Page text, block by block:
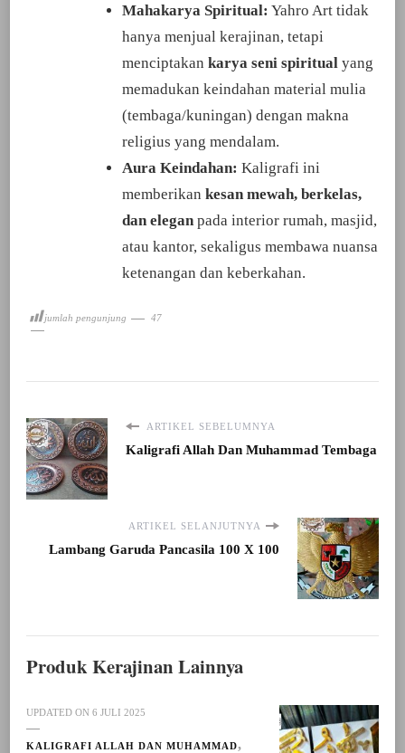
Mahakarya Spiritual: Yahro Art tidak
hanya menjual kerajinan, tetapi
menciptakan karya seni spiritualyang
memadukan keindahan material mulia
(tembaga/kuningan) dengan makna
religius yang mendalam.
Aura Keindahan: Kaligrafi ini
memberikan kesan mewah, berkelas,
dan eleganpada interior rumah, masjid,
atau kantor, sekaligus membawa nuansa
ketenangan dan keberkahan.
jumlah pengunjung 47
ARTIKEL SEBELUMNYA
Kaligrafi Allah Dan Muhammad Tembaga
ARTIKEL SELANJUTNYA
Lambang Garuda Pancasila 100 X 100
Produk Kerajinan Lainnya
UPDATED ON 6 JULI 2025
KALIGRAFI ALLAH DAN MUHAMMAD